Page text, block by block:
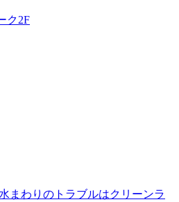
ク2F
まわりのトラブルはクリーンラ